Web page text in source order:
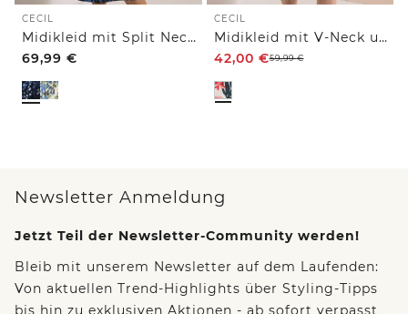
CECIL
Midikleid mit Split Neck und Print
69,99 €
CECIL
Midikleid mit V-Neck und Print
42,00 €59,99€
Newsletter Anmeldung
Jetzt Teil der Newsletter-Community werden!
Bleib mit unserem Newsletter auf dem Laufenden:
Von aktuellen Trend-Highlights über Styling-Tipps
bis hin zu exklusiven Aktionen - ab sofort verpasst